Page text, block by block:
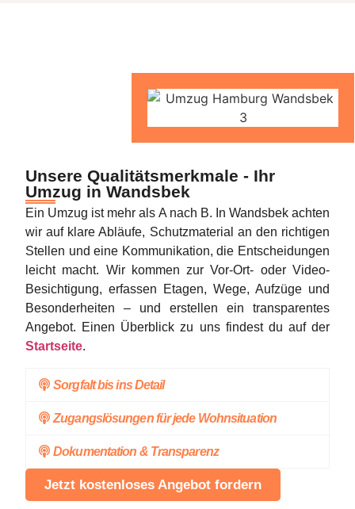
Unsere Qualitätsmerkmale - Ihr
Umzug in Wandsbek
Ein Umzug ist mehr als A nach B. In Wandsbek achten
wir auf klare Abläufe, Schutzmaterial an den richtigen
Stellen und eine Kommunikation, die Entscheidungen
leicht macht. Wir kommen zur Vor-Ort- oder Video-
Besichtigung, erfassen Etagen, Wege, Aufzüge und
Besonderheiten – und erstellen ein transparentes
Angebot. Einen Überblick zu uns findest du auf der
Startseite.
Sorgfalt bis ins Detail
Zugangslösungen für jede Wohnsituation
Dokumentation & Transparenz
Jetzt kostenloses Angebot fordern